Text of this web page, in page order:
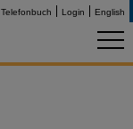
Telefonbuch Login English